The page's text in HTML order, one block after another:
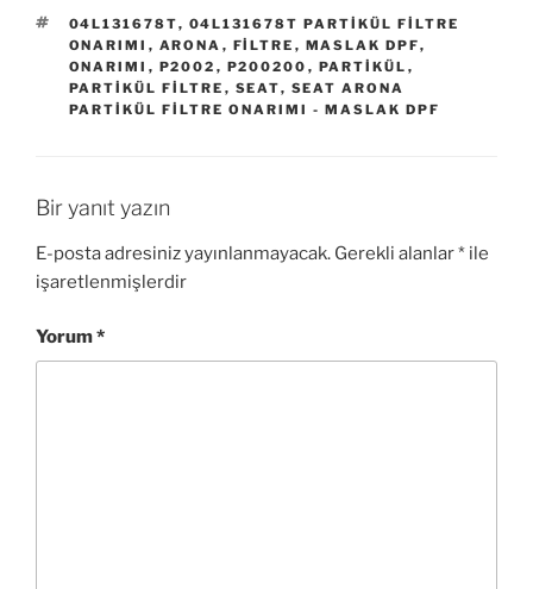
ETIKETLER
04L131678T, 04L131678T PARTIKÜL FILTRE
ONARIMI , ARONA , FILTRE , MASLAK DPF,
ONARIMI , P2002 , P200200 , PARTIKÜL ,
PARTIKÜL FILTRE , SEAT, SEAT ARONA
PARTIKÜL FILTRE ONARIMI - MASLAK DPF
Bir yanıt yazın
E-posta adresiniz yayınlanmayacak. Gerekli alanlar* ile
işaretlenmişlerdir
Yorum*